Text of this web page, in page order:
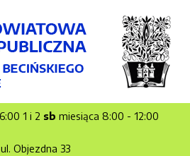
1 i 2 sb miesiąca 8:00 - 12:00
ul. Objezdna 33